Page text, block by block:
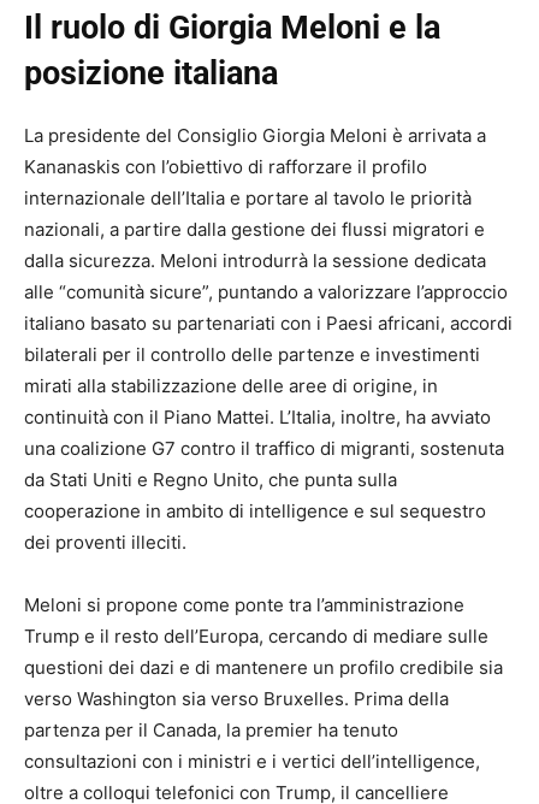
Il ruolo di Giorgia Meloni e la
posizione italiana
La presidente del Consiglio Giorgia Meloni è arrivata a
Kananaskis con l’obiettivo di rafforzare il profilo
internazionale dell’Italia e portare al tavolo le priorità
nazionali, a partire dalla gestione dei flussi migratori e
dalla sicurezza. Meloni introdurrà la sessione dedicata
alle “comunità sicure”, puntando a valorizzare l’approccio
italiano basato su partenariati con i Paesi africani, accordi
bilaterali per il controllo delle partenze e investimenti
mirati alla stabilizzazione delle aree di origine, in
continuità con il Piano Mattei. L’Italia, inoltre, ha avviato
una coalizione G7 contro il traffico di migranti, sostenuta
da Stati Uniti e Regno Unito, che punta sulla
cooperazione in ambito di intelligence e sul sequestro
dei proventi illeciti.
Meloni si propone come ponte tra l’amministrazione
Trump e il resto dell’Europa, cercando di mediare sulle
questioni dei dazi e di mantenere un profilo credibile sia
verso Washington sia verso Bruxelles. Prima della
partenza per il Canada, la premier ha tenuto
consultazioni con i ministri e i vertici dell’intelligence,
oltre a colloqui telefonici con Trump, il cancelliere